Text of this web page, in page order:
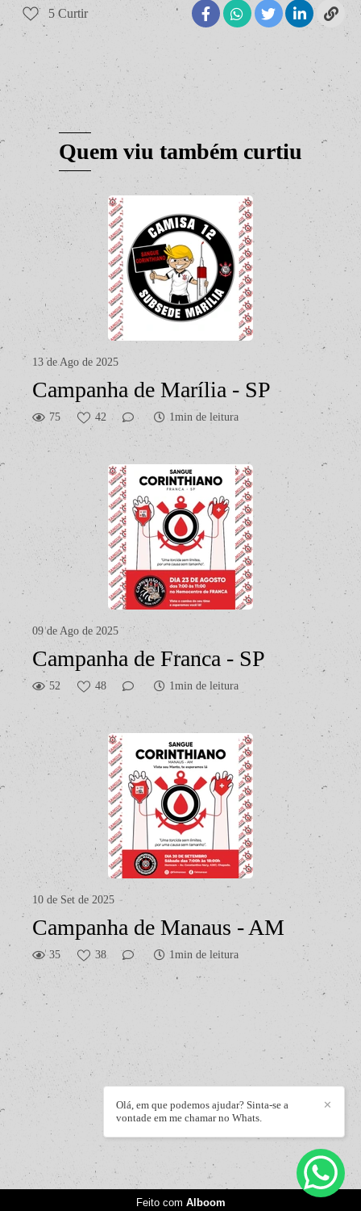
5 Curtir
Quem viu também curtiu
13 de Ago de 2025
Campanha de Marília - SP
75 42 1min de leitura
09 de Ago de 2025
Campanha de Franca - SP
52 48 1min de leitura
10 de Set de 2025
Campanha de Manaus - AM
35 38 1min de leitura
✕
Olá, em que podemos ajudar? Sinta-se a
vontade em me chamar no Whats.
Feito com Alboom